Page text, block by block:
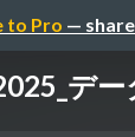
to Pro —
デ